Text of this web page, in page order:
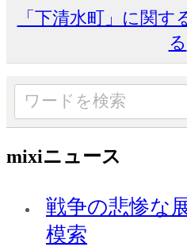
「下清水町」に関
る
mixiニュース
戦争の悲惨な
模索